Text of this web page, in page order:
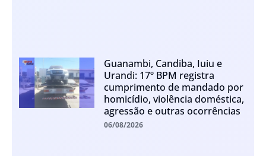
Guanambi, Candiba, Iuiu e
Urandi: 17º BPM registra
cumprimento de mandado por
homicídio, violência doméstica,
agressão e outras ocorrências
06/08/2026